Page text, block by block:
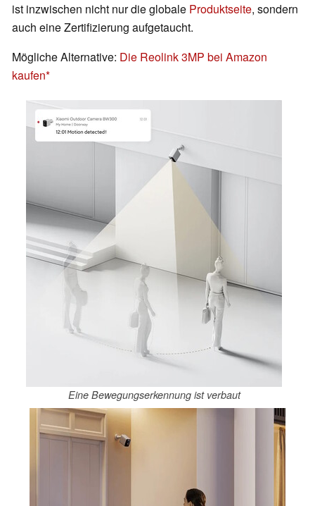
ist inzwischen nicht nur die globale Produktseite, sondern
auch eine Zertifizierung aufgetaucht.
Mögliche Alternative: Die Reolink 3MP bei Amazon
kaufen
Eine Bewegungserkennung ist verbaut